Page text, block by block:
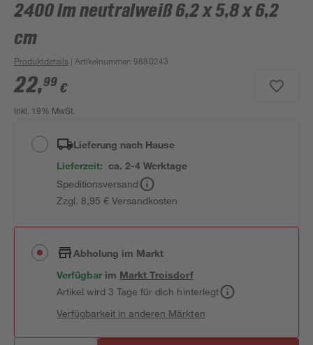
2400 lm neutralweiß 6,2 x 5,8 x 6,2
cm
Produktdetails | Artikelnummer:9880243
22,99 €
inkl. 19% MwSt.
Lieferung nach Hause
Lieferzeit: ca. 2-4 Werktage
Speditionsversand
Zzgl. 8,95 € Versandkosten
Abholung im Markt
Verfügbar im MarktTroisdorf
Artikel wird 3 Tage für dich hinterlegt
Verfügbarkeit in anderen Märkten